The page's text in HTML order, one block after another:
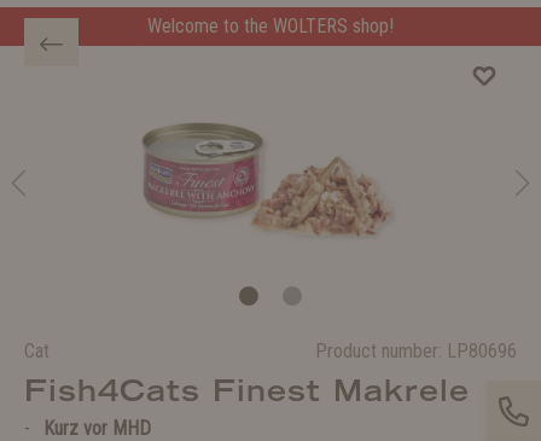
Welcome to the WOLTERS shop!
Cat Product number: LP80696
Fish4Cats Finest Makrele
Kurz vor MHD